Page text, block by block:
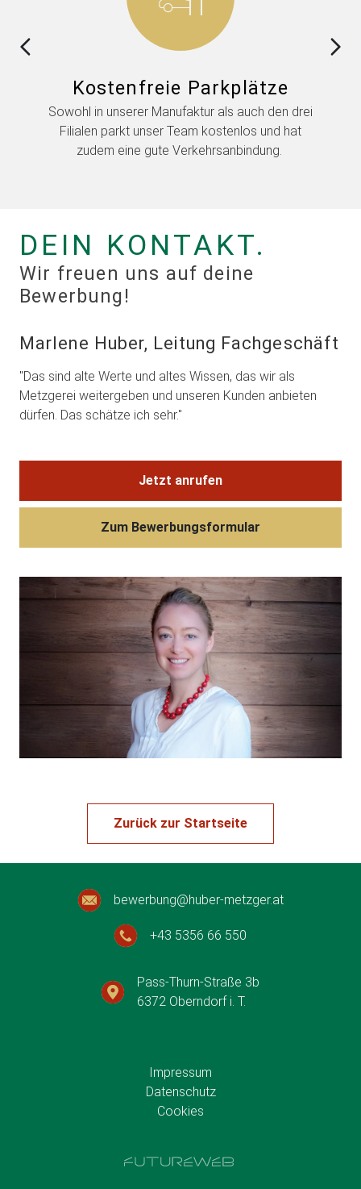
Kostenfreie Parkplätze
Sowohl in unserer Manufaktur als auch den drei
Filialen parkt unser Team kostenlos und hat
zudem eine gute Verkehrsanbindung.
DEIN KONTAKT.
Wir freuen uns auf deine
Bewerbung!
Marlene Huber, Leitung Fachgeschäft
"Das sind alte Werte und altes Wissen, das wir als
Metzgerei weitergeben und unseren Kunden anbieten
dürfen. Das schätze ich sehr."
Jetzt anrufen
Zum Bewerbungsformular
Zurück zur Startseite
bewerbung@huber-metzger.at
+43 5356 66 550
Pass-Thurn-Straße 3b
6372 Oberndorf i. T.
Impressum
Datenschutz
Cookies